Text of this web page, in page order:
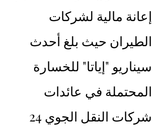
إعانة مالية لشركات
الطيران حيث بلغ أحدث
سيناريو "إياتا" للخسارة
المحتملة في عائدات